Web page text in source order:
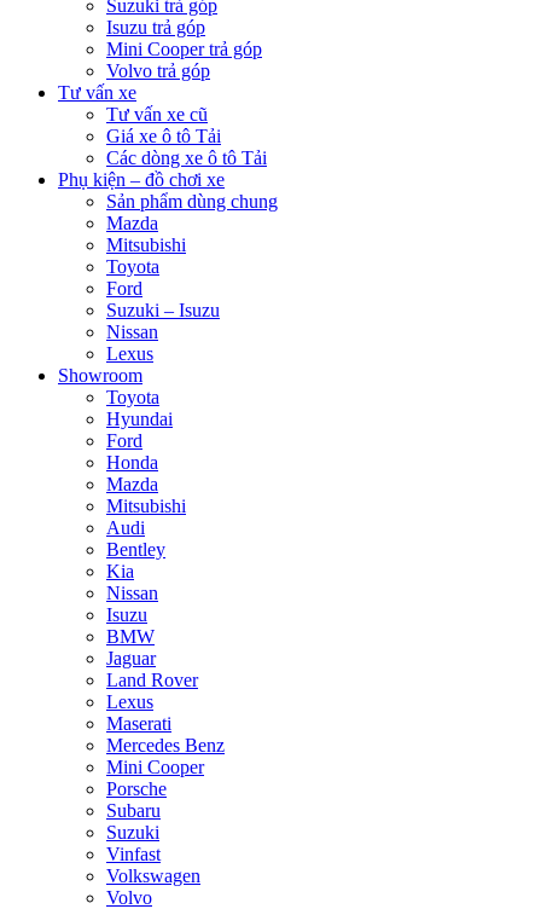
Suzuki trả góp
Isuzu trả góp
Mini Cooper trả góp
Volvo trả góp
Tư vấn xe
Tư vấn xe cũ
Giá xe ô tô Tải
Các dòng xe ô tô Tải
Phụ kiện – đồ chơi xe
Sản phẩm dùng chung
Mazda
Mitsubishi
Toyota
Ford
Suzuki – Isuzu
Nissan
Lexus
Showroom
Toyota
Hyundai
Ford
Honda
Mazda
Mitsubishi
Audi
Bentley
Kia
Nissan
Isuzu
BMW
Jaguar
Land Rover
Lexus
Maserati
Mercedes Benz
Mini Cooper
Porsche
Subaru
Suzuki
Vinfast
Volkswagen
Volvo